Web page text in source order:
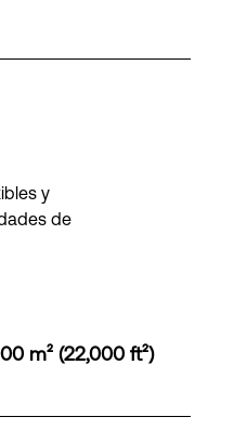
y
de
m² (22,000 ft²)